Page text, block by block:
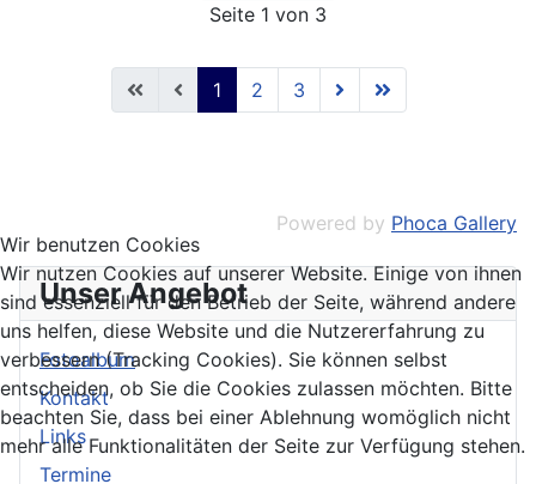
Seite 1 von 3
1 2 3
Powered by Phoca Gallery
Unser Angebot
Fotoalbum
Kontakt
Links
Termine
Wir benutzen Cookies
Wir nutzen Cookies auf unserer Website. Einige von ihnen
sind essenziell für den Betrieb der Seite, während andere
uns helfen, diese Website und die Nutzererfahrung zu
verbessern (Tracking Cookies). Sie können selbst
entscheiden, ob Sie die Cookies zulassen möchten. Bitte
beachten Sie, dass bei einer Ablehnung womöglich nicht
mehr alle Funktionalitäten der Seite zur Verfügung stehen.